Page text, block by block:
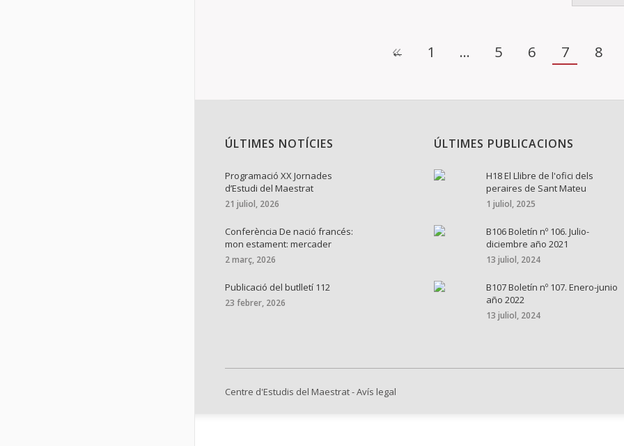
← 1 … 5 6 7 8
ÚLTIMES NOTÍCIES
Programació XX Jornades
d’Estudi del Maestrat
21 juliol, 2026
Conferència De nació francés:
mon estament: mercader
2 març, 2026
Publicació del butlletí 112
23 febrer, 2026
ÚLTIMES PUBLICACIONS
H18 El Llibre de l'ofici dels
peraires de Sant Mateu
1 juliol, 2025
B106 Boletín nº 106. Julio-
diciembre año 2021
13 juliol, 2024
B107 Boletín nº 107. Enero-junio
año 2022
13 juliol, 2024
Centre d'Estudis del Maestrat-Avís legal